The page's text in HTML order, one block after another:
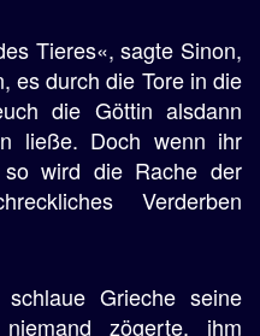
Tieres«, sagte Sinon,
es durch die Tore in die
die Göttin alsdann
ließe. Doch wenn ihr
wird die Rache der
Verderben
Grieche seine
zögerte, ihm